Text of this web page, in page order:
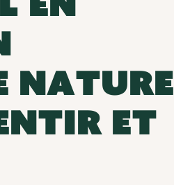
nature
et